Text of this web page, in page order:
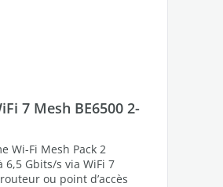
7 Mesh BE6500 2-
Wi-Fi Mesh Pack 2
6,5 Gbits/s via WiFi 7
ou point d’accès